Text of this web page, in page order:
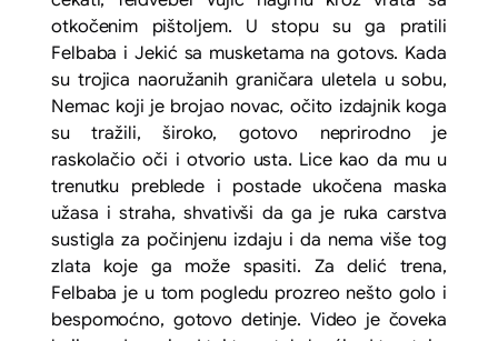
otkočenim pištoljem. U stopu su ga pratili
Felbaba i Jekić sa musketama na gotovs. Kada
su trojica naoružanih graničara uletela u sobu,
Nemac koji je brojao novac, očito izdajnik koga
su tražili, široko, gotovo neprirodno je
raskolačio oči i otvorio usta. Lice kao da mu u
trenutku preblede i postade ukočena maska
užasa i straha, shvativši da ga je ruka carstva
sustigla za počinjenu izdaju i da nema više tog
zlata koje ga može spasiti. Za delić trena,
Felbaba je u tom pogledu prozreo nešto golo i
bespomoćno, gotovo detinje. Video je čoveka